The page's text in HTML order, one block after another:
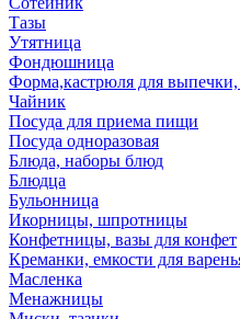
Тазы
Утятница
Фондюшница
Форма,кастрюля для
Чайник
Посуда для приема пищи
Посуда одноразовая
Блюда, наборы блюд
Блюдца
Бульонница
Икорницы, шпротницы
Конфетницы, вазы для конфет
Креманки, емкости для
Масленка
Менажницы